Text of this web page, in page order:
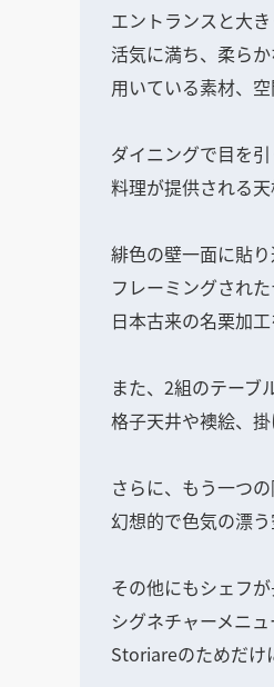
エントランスと大
活気に満ち、柔ら
用いている素材、
ダイニングで目を
料理が提供される
緋色の壁一面に貼
フレーミングされ
日本古来の名栗加
また、2組のテーブ
格子天井や襖絵、
さらに、もう一つ
幻想的で色気の漂
その他にもシェフ
シグネチャーメニ
Storiareのためだけ